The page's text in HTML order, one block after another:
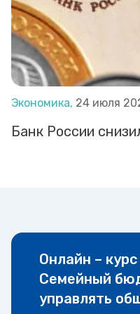
Экономика, 24 июля
Банк России
Онлайн – курс
Семейный
управлять